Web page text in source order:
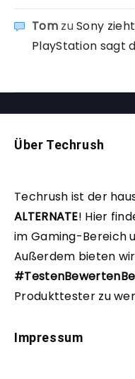
TomzuSony
PlayStation sagt
Über Techrush
Techrush ist der
ALTERNATE! Hier
im Gaming-Bereich
Außerdem bieten
Produkttester zu
Impressum